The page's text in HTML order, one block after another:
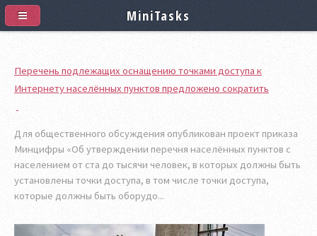
Перечень подлежащих оснащению точками доступа к
Интернету населённых пунктов предложено сократить
Для общественного обсуждения опубликован проект приказа
Минцифры «Об утверждении перечня населённых пунктов с
населением от ста до тысячи человек, в которых должны быть
установлены точки доступа, в том числе точки доступа,
которые должны быть оборудо...
MiniTasks